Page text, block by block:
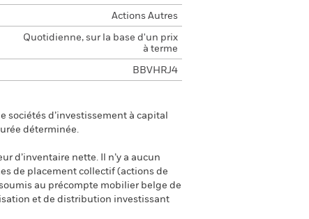
Actions Autres
Quotidienne, sur la base d'un prix
à terme
BBVHRJ4
sociétés d’investissement à capital
déterminée.
d’inventaire nette. Il n’y a aucun
de placement collectif (actions de
au précompte mobilier belge de
et de distribution investissant